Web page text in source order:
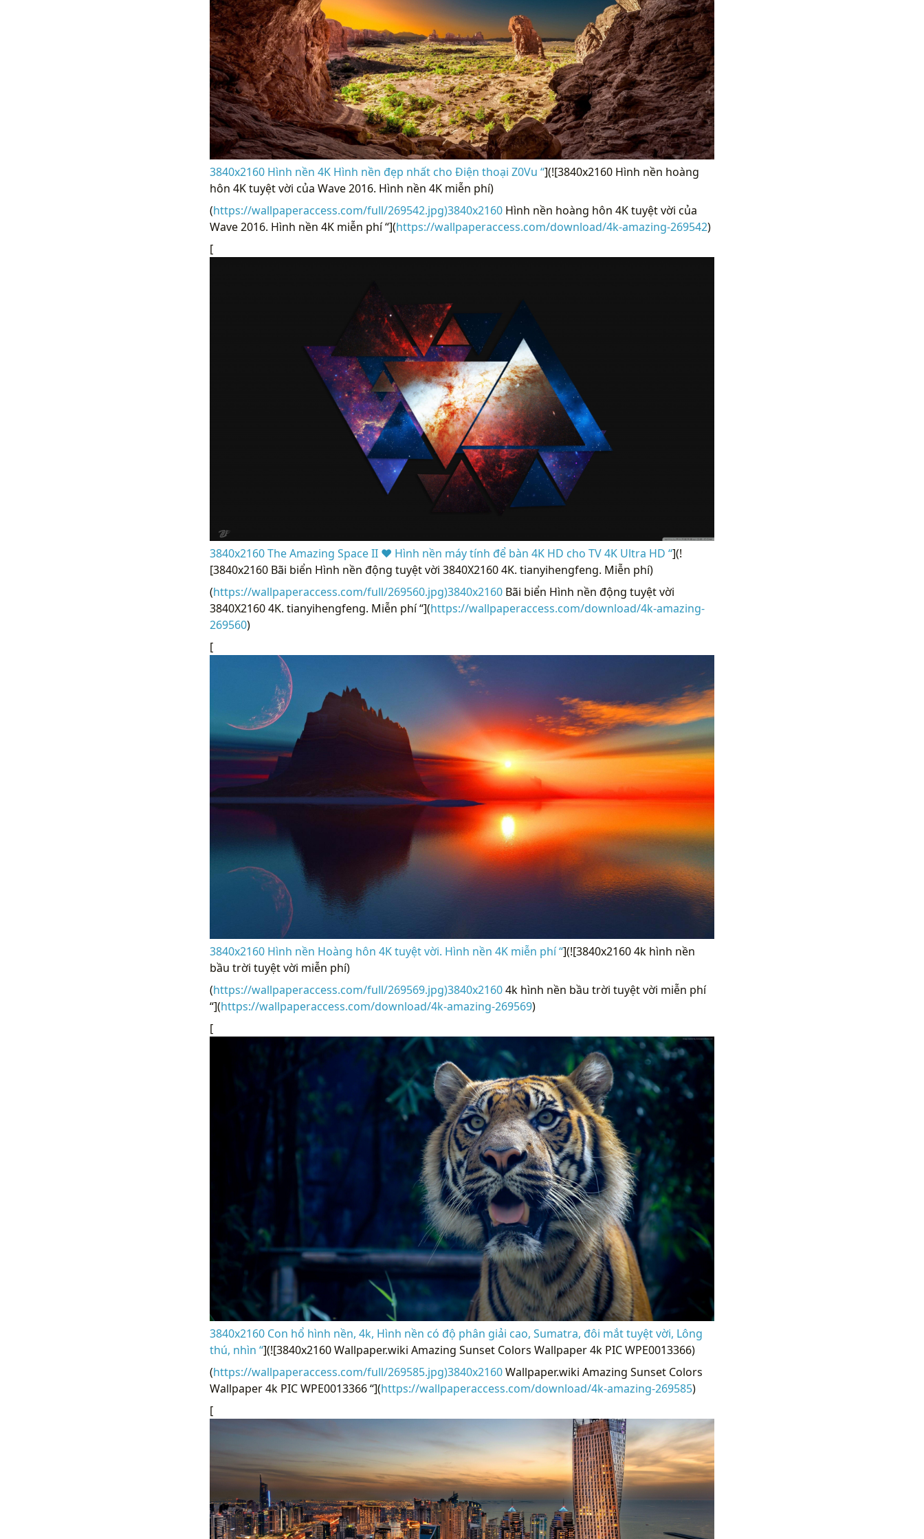
3840x2160 Hình nền 4K Hình nền đẹp nhất cho Điện thoại Z0Vu “](![3840x2160 Hình nền hoàng
hôn 4K tuyệt vời của Wave 2016. Hình nền 4K miễn phí)
(https://wallpaperaccess.com/full/269542.jpg)3840x2160Hình nền hoàng hôn 4K tuyệt vời của
Wave 2016. Hình nền 4K miễn phí “](https://wallpaperaccess.com/download/4k-amazing-269542)
[
3840x2160 The Amazing Space II ❤ Hình nền máy tính để bàn 4K HD cho TV 4K Ultra HD “](!
[3840x2160 Bãi biển Hình nền động tuyệt vời 3840X2160 4K. tianyihengfeng. Miễn phí)
(https://wallpaperaccess.com/full/269560.jpg)3840x2160Bãi biển Hình nền động tuyệt vời
3840X2160 4K. tianyihengfeng. Miễn phí “](https://wallpaperaccess.com/download/4k-amazing-
269560)
[
3840x2160 Hình nền Hoàng hôn 4K tuyệt vời. Hình nền 4K miễn phí “](![3840x2160 4k hình nền
bầu trời tuyệt vời miễn phí)
(https://wallpaperaccess.com/full/269569.jpg)3840x21604k hình nền bầu trời tuyệt vời miễn phí
“](https://wallpaperaccess.com/download/4k-amazing-269569)
[
3840x2160 Con hổ hình nền, 4k, Hình nền có độ phân giải cao, Sumatra, đôi mắt tuyệt vời, Lông
thú, nhìn “](![3840x2160 Wallpaper.wiki Amazing Sunset Colors Wallpaper 4k PIC WPE0013366)
(https://wallpaperaccess.com/full/269585.jpg)3840x2160Wallpaper.wiki Amazing Sunset Colors
Wallpaper 4k PIC WPE0013366 “](https://wallpaperaccess.com/download/4k-amazing-269585)
[